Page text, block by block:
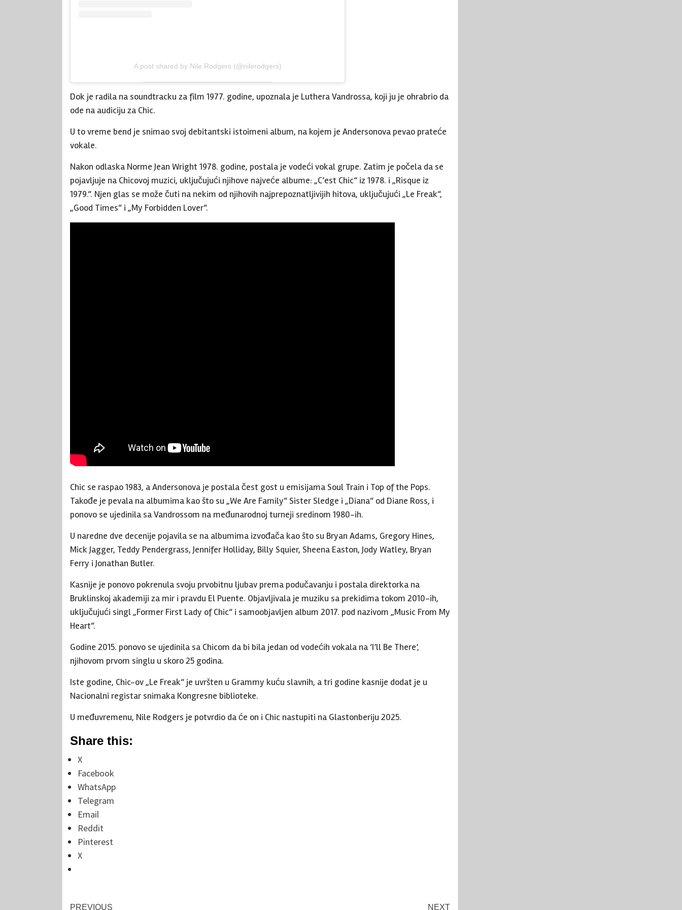
A post shared by Nile Rodgers (@nilerodgers)
Dok je radila na soundtracku za film 1977. godine, upoznala je Luthera Vandrossa, koji ju je ohrabrio da
ode na audiciju za Chic.
U to vreme bend je snimao svoj debitantski istoimeni album, na kojem je Andersonova pevao prateće
vokale.
Nakon odlaska Norme Jean Wright 1978. godine, postala je vodeći vokal grupe. Zatim je počela da se
pojavljuje na Chicovoj muzici, uključujući njihove najveće albume: „C’est Chic“ iz 1978. i „Risque iz
1979.“. Njen glas se može čuti na nekim od njihovih najprepoznatljivijih hitova, uključujući „Le Freak“,
„Good Times“ i „My Forbidden Lover“.
Chic se raspao 1983, a Andersonova je postala čest gost u emisijama Soul Train i Top of the Pops.
Takođe je pevala na albumima kao što su „We Are Family“ Sister Sledge i „Diana“ od Diane Ross, i
ponovo se ujedinila sa Vandrossom na međunarodnoj turneji sredinom 1980-ih.
U naredne dve decenije pojavila se na albumima izvođača kao što su Bryan Adams, Gregory Hines,
Mick Jagger, Teddy Pendergrass, Jennifer Holliday, Billy Squier, Sheena Easton, Jody Watley, Bryan
Ferry i Jonathan Butler.
Kasnije je ponovo pokrenula svoju prvobitnu ljubav prema podučavanju i postala direktorka na
Bruklinskoj akademiji za mir i pravdu El Puente. Objavljivala je muziku sa prekidima tokom 2010-ih,
uključujući singl „Former First Lady of Chic“ i samoobjavljen album 2017. pod nazivom „Music From My
Heart“.
Godine 2015. ponovo se ujedinila sa Chicom da bi bila jedan od vodećih vokala na ‘I’ll Be There’,
njihovom prvom singlu u skoro 25 godina.
Iste godine, Chic-ov „Le Freak“ je uvršten u Grammy kuću slavnih, a tri godine kasnije dodat je u
Nacionalni registar snimaka Kongresne biblioteke.
U međuvremenu, Nile Rodgers je potvrdio da će on i Chic nastupiti na Glastonberiju 2025.
Share this:
X
Facebook
WhatsApp
Telegram
Email
Reddit
Pinterest
X
PREVIOUS NEXT